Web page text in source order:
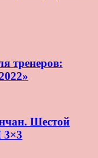
тренеров:
Шестой